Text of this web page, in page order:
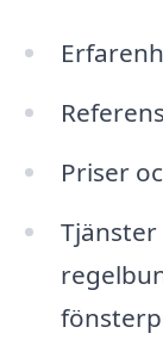
Priser
Tjänster